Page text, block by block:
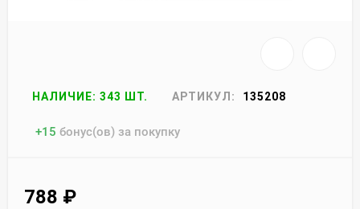
НАЛИЧИЕ: 343 ШТ. АРТИКУЛ: 135208
+15 бонус(ов) за покупку
788 ₽